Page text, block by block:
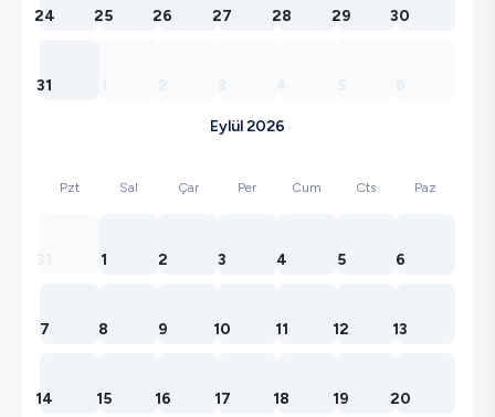
24 25 26 27 28 29 30
31
Eylül 2026
Pzt Sal Çar Per Cum Cts Paz
1 2 3 4 5 6
7 8 9 10 11 12 13
14 15 16 17 18 19 20